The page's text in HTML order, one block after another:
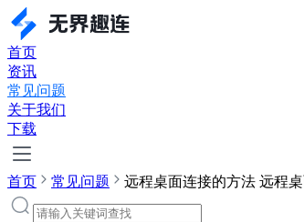
首页
资讯
常见问题
关于我们
下载
首页 常见问题 远程桌面连接的方法 远程